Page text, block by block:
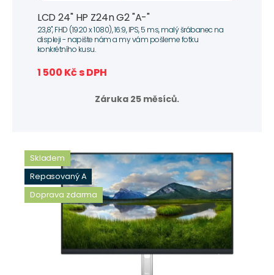
LCD 24" HP Z24n G2 "A-"
23,8", FHD (1920 x 1080), 16:9, IPS, 5 ms, malý šrábanec na
displeji - napište nám a my vám pošleme fotku
konkrétního kusu.
1 500 Kč s DPH
Záruka 25 měsíců.
Skladem
Repasovaný A
Doprava zdarma